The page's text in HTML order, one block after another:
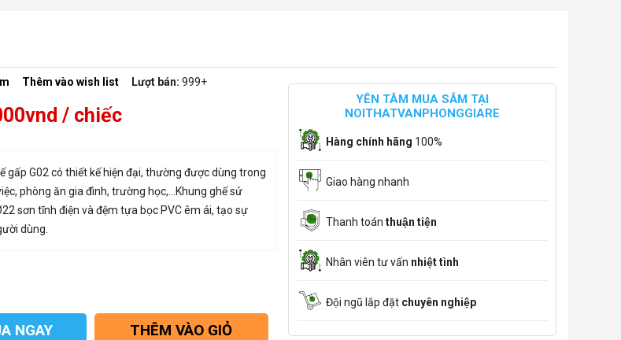
Thêm vào wish list Lượt bán: 999+
/ chiếc
gấp G02 có thiết kế hiện đại, thường được dùng trong
phòng ăn gia đình, trường học,…Khung ghế sử
sơn tĩnh điện và đệm tựa bọc PVC êm ái, tạo sự
dùng.
NGAY THÊM VÀO GIỎ
YÊN TÂM MUA SẮM TẠI
NOITHATVANPHONGGIARE
Hàng chính hãng 100%
Giao hàng nhanh
Thanh toánthuận tiện
Nhân viên tư vấn nhiệt tình
Đội ngũ lắp đặt chuyên nghiệp